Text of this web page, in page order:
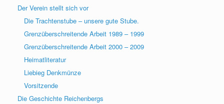
Der Verein stellt sich vor
Die Trachtenstube – unsere gute Stube.
Grenzüberschreitende Arbeit 1989 – 1999
Grenzüberschreitende Arbeit 2000 – 2009
Heimatliteratur
Liebieg Denkmünze
Vorsitzende
Die Geschichte Reichenbergs